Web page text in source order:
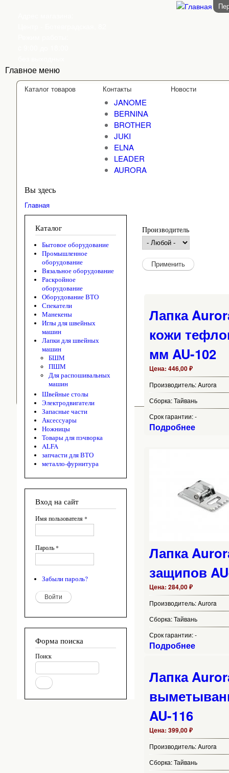
Главное меню
Каталог товаров Контакты Новости
JANOME
BERNINA
BROTHER
JUKI
ELNA
LEADER
AURORA
Вы здесь
Главная
Каталог
Бытовое оборудование
Промышленное
оборудование
Вязальное оборудование
Раскройное
оборудование
Оборудование ВТО
Спекатели
Манекены
Иглы для швейных
машин
Лапки для швейных
машин
БШМ
ПШМ
Для распошивальных
машин
Швейные столы
Электродвигатели
Запасные части
Аксессуары
Ножницы
Товары для пэчворка
ALFA
запчасти для ВТО
металло-фурнитура
Вход на сайт
Имя пользователя *
Пароль *
Забыли пароль?
Форма поиска
Поиск
Производитель
Лапка
кожи
мм AU-102
Цена:446,00 ₽
Производитель:Aurora
Сборка:Тайвань
Срок гарантии:-
Подробнее
Лапка
защипов
Цена:284,00 ₽
Производитель:Aurora
Сборка:Тайвань
Срок гарантии:-
Подробнее
Лапка
AU-116
Цена:399,00 ₽
Производитель:Aurora
Сборка:Тайвань